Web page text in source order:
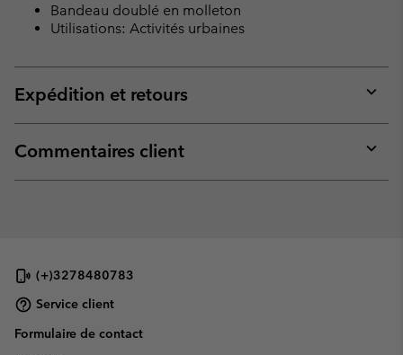
Bandeau doublé en molleton
Utilisations: Activités urbaines
Expédition et retours
or
Commentaires client
or
(+)3278480783
Service client
Formulaire de contact